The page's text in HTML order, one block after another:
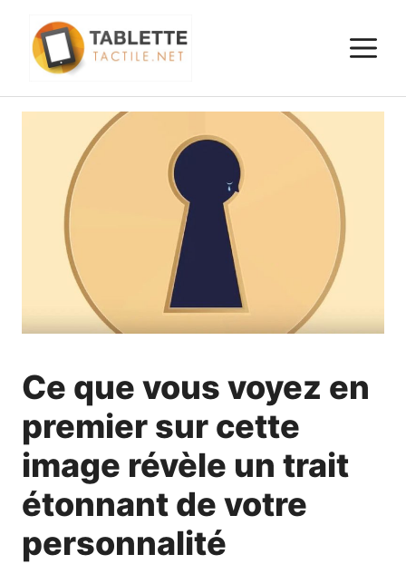
contenu
Ce que vous voyez en
premier sur cette
image révèle un trait
étonnant de votre
personnalité